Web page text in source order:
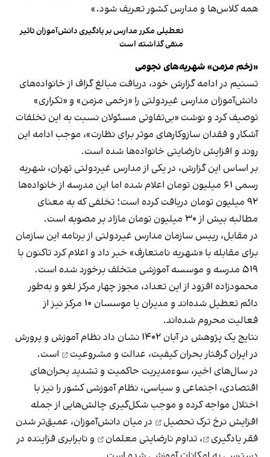
همه کلاس‌ها و مدارس کشور تعریف شود.»
تعطیلی‌ مکرر مدارس بر یادگیری دانش‌آموزان تاثیر
منفی گذاشته است
«زخم مزمن» شهریه‌های نجومی
تسنیم در ادامه گزارش خود، دریافت مبالغ گزاف از خانواده‌های
دانش‌آموزان مدارس غیردولتی را «زخمی مزمن» و «تکراری»
توصیف کرد و نوشت «بی‌تفاوتی مسئولان نسبت به این تخلفات
آشکار و فقدان سازوکارهای موثر برای نظارت»، موجب ادامه این
روند و افزایش نارضایتی خانواده‌ها شده است.
بر اساس این گزارش، در یکی از مدارس غیردولتی تهران، شهریه
رسمی ۶۱ میلیون تومان اعلام شده اما این مدرسه از خانواده‌ها
۹۲ میلیون تومان دریافت کرده است؛ تخلفی که به معنای
مطالبه بیش از ۳۰ میلیون تومان مازاد بر مصوبه است.
در مقابل، رییس سازمان مدارس غیردولتی از برنامه این سازمان
برای مقابله با «شهریه‌ نامتعارف» خبر داد و اعلام کرد تاکنون با
۵۱۹ مدرسه و موسسه آموزشی متخلف برخورد شده است.
محمودزاده افزود از این تعداد، مجوز چهار مرکز لغو و به‌طور
دائم تعطیل شده‌اند و مدیران یا موسسان ۱۰ مرکز نیز از
فعالیت محروم شده‌اند.
نتایج یک پژوهش در آبان ۱۴۰۲ نشان داد نظام آموزش و پرورش
در ایرانگرفتار بحران کیفیت، عدالت و مشروعیت
است.
در سال‌های اخیر، سوءمدیریت حاکمیت و تشدید بحران‌های
اقتصادی، اجتماعی و سیاسی، نظام آموزشی کشور را نیز با
اختلال مواجه کرده و موجب شکل‌گیری چالش‌هایی از جمله
افزایش نرخ ترک تحصیل
در میان دانش‌آموزان، عمیق‌تر شدن
فقر یادگیری
، تداوم نارضایتی معلمان
و نابرابری فزاینده در